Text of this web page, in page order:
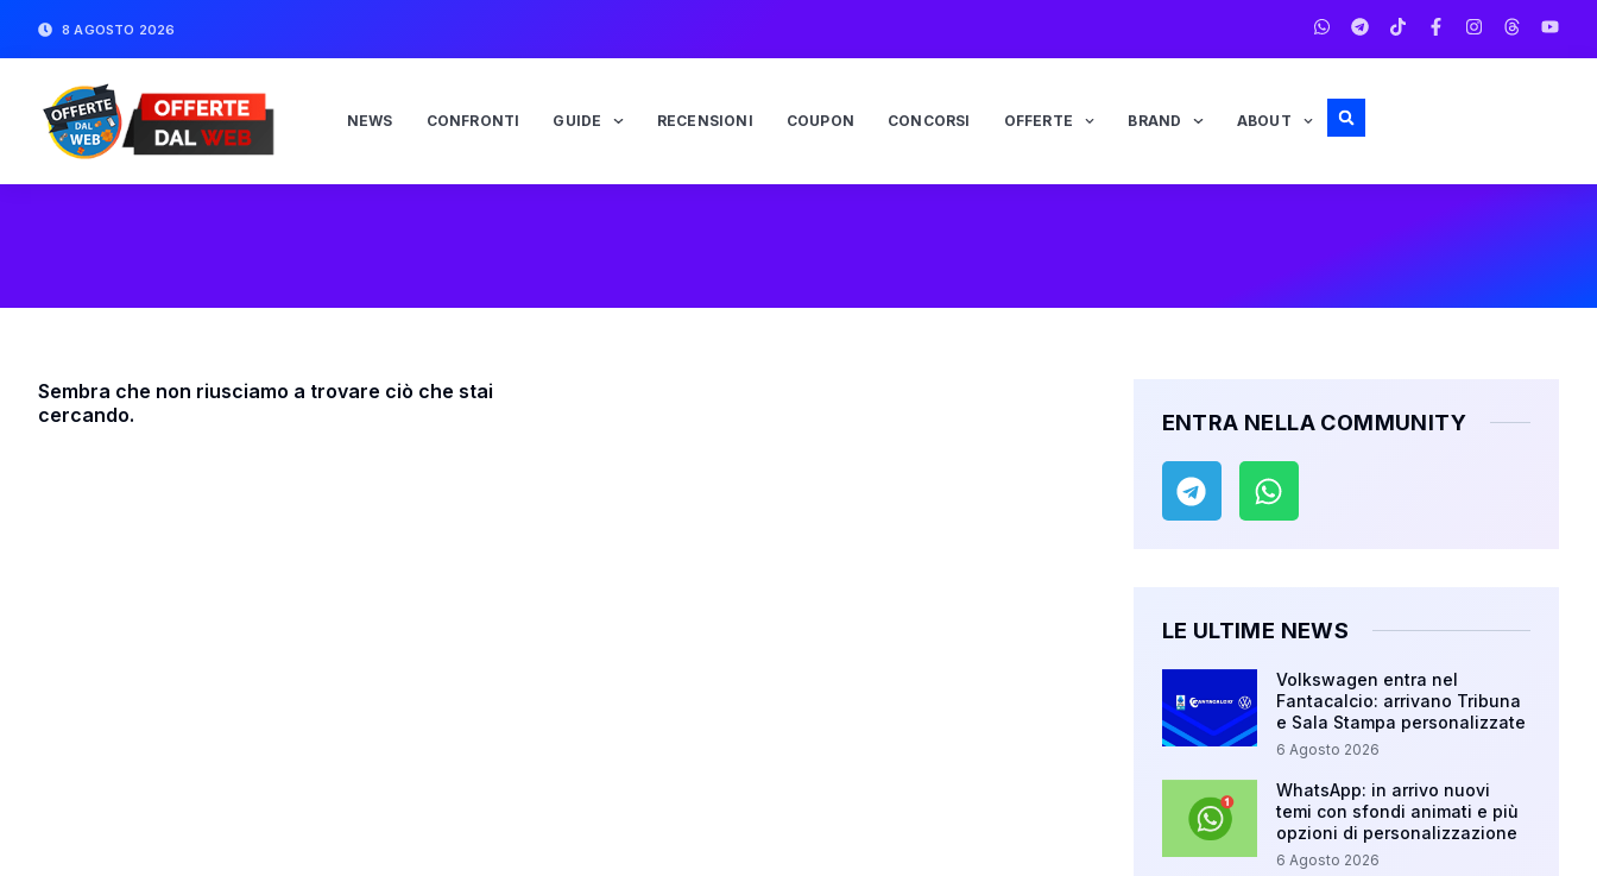
8 AGOSTO 2026
NEWS CONFRONTI GUIDE RECENSIONI COUPON CONCORSI OFFERTE BRAND ABOUT
Sembra che non riusciamo a trovare ciò che stai
cercando.
ENTRA NELLA COMMUNITY
LE ULTIME NEWS
Volkswagen entra nel
Fantacalcio: arrivano Tribuna
e Sala Stampa personalizzate
6 Agosto 2026
WhatsApp: in arrivo nuovi
temi con sfondi animati e più
opzioni di personalizzazione
6 Agosto 2026